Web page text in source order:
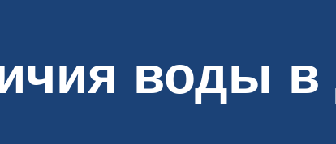
воды в